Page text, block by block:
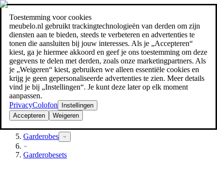
Toestemming voor cookies
meubelo.nl gebruikt trackingtechnologieën van derden om zijn
diensten aan te bieden, steeds te verbeteren en advertenties te
tonen die aansluiten bij jouw interesses. Als je „Accepteren“
kiest, ga je hiermee akkoord en geef je ons toestemming om deze
gegevens te delen met derden, zoals onze marketingpartners. Als
je „Weigeren“ kiest, gebruiken we alleen essentiële cookies en
krijg je geen gepersonaliseerde advertenties te zien. Meer details
vind je bij „Instellingen“. Je kunt deze later op elk moment
aanpassen.
PrivacyColofon
Instellingen
Accepteren
Weigeren
Zoeken
meubel jezelf de beste prijs!meubel jezelf de beste prijs!
Hal & gang
Garderobes
Garderobesets